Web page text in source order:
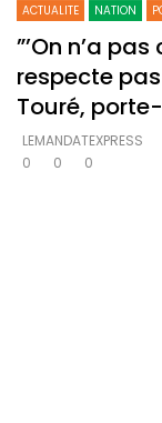
ACTUALITE NATION
”’On n’a
respecte
Touré,
LEMANDATEXPRESS
0
0 0